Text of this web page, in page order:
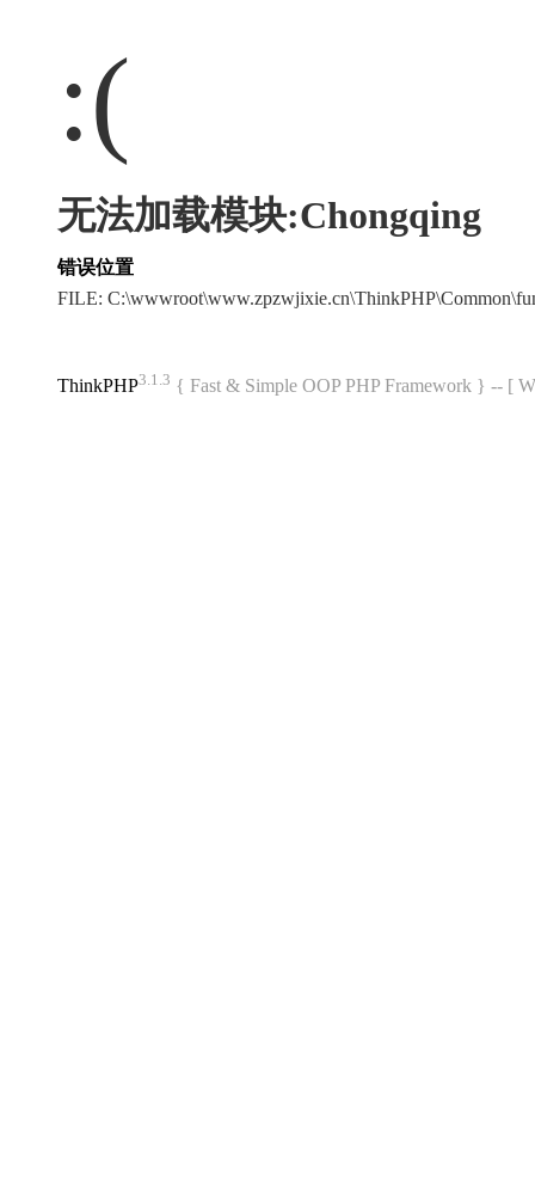
:(
无法加载模块:Chongqing
错误位置
FILE:
ThinkPHP3.1.3 { Fast & Simple OOP PHP Framework } -- [